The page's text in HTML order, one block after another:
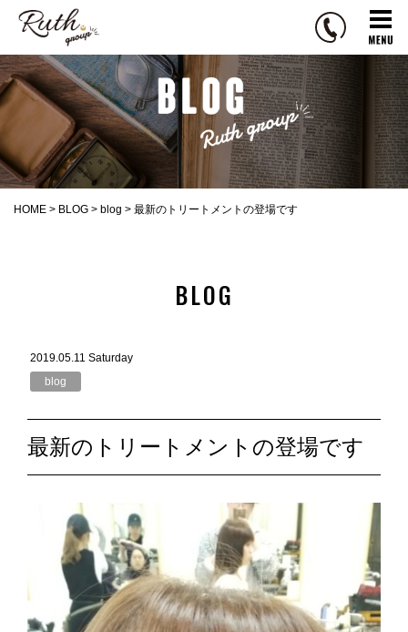
t
h
g
r
o
u
HOME > BLOG > blog > 最新のトリートメントの登場です
BLOG
2019.05.11 Saturday
blog
最新のトリートメントの登場です